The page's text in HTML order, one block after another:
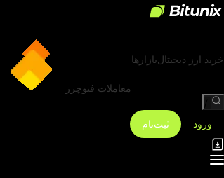
خرید ارز دیجیتالبازارها
معاملات فیوچرز
ورود
ثبت‌نام